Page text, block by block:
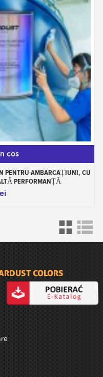
cos
PENTRU AMBARCAȚIUNI, CU
PERFORMANȚĂ
COLORS